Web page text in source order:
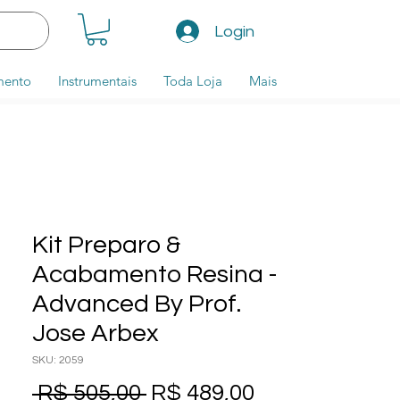
Login
Instrumentais Toda Loja Mais
Kit Preparo &
Acabamento Resina -
Advanced By Prof.
Jose Arbex
SKU: 2059
R$ 505,00 Preço normal
R$ 489,00